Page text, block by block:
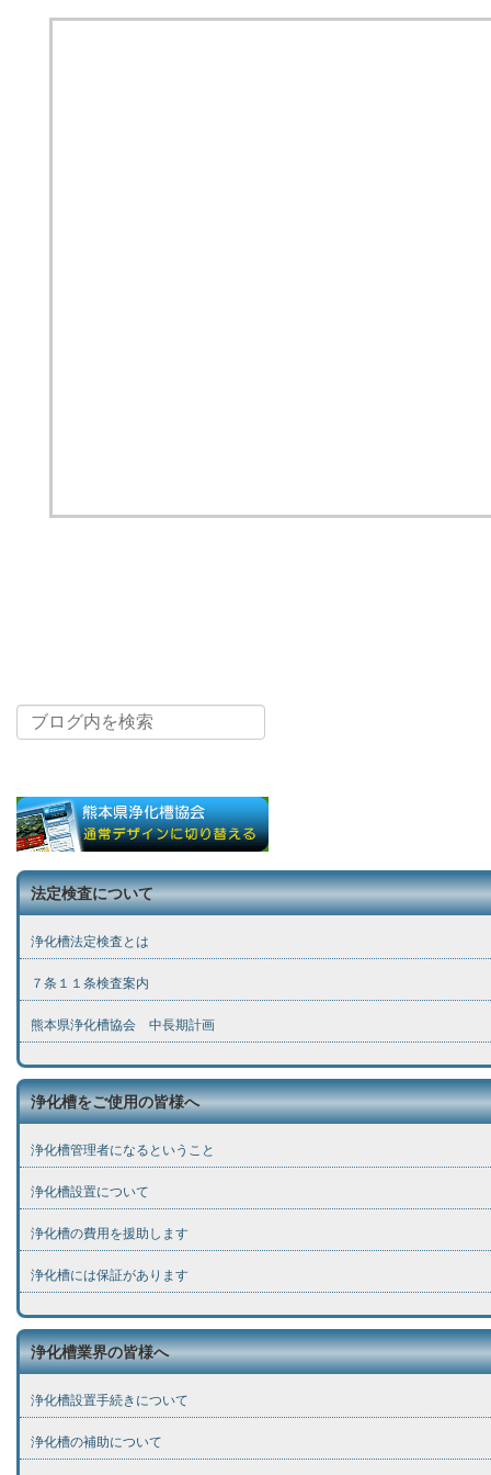
法定検査について
浄化槽法定検査とは
７条１１条検査案内
熊本県浄化槽協会 中長期計画
浄化槽をご使用の皆様へ
浄化槽管理者になるということ
浄化槽設置について
浄化槽の費用を援助します
浄化槽には保証があります
浄化槽業界の皆様へ
浄化槽設置手続きについて
浄化槽の補助について